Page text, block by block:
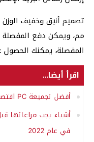
المفصلة، يمكنك الحصول
اقرأ أيضا...
أفضل تجميعة PC اقتصادية للألعاب
في عام 2022